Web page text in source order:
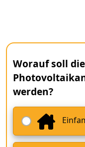
Worauf soll die
werden?